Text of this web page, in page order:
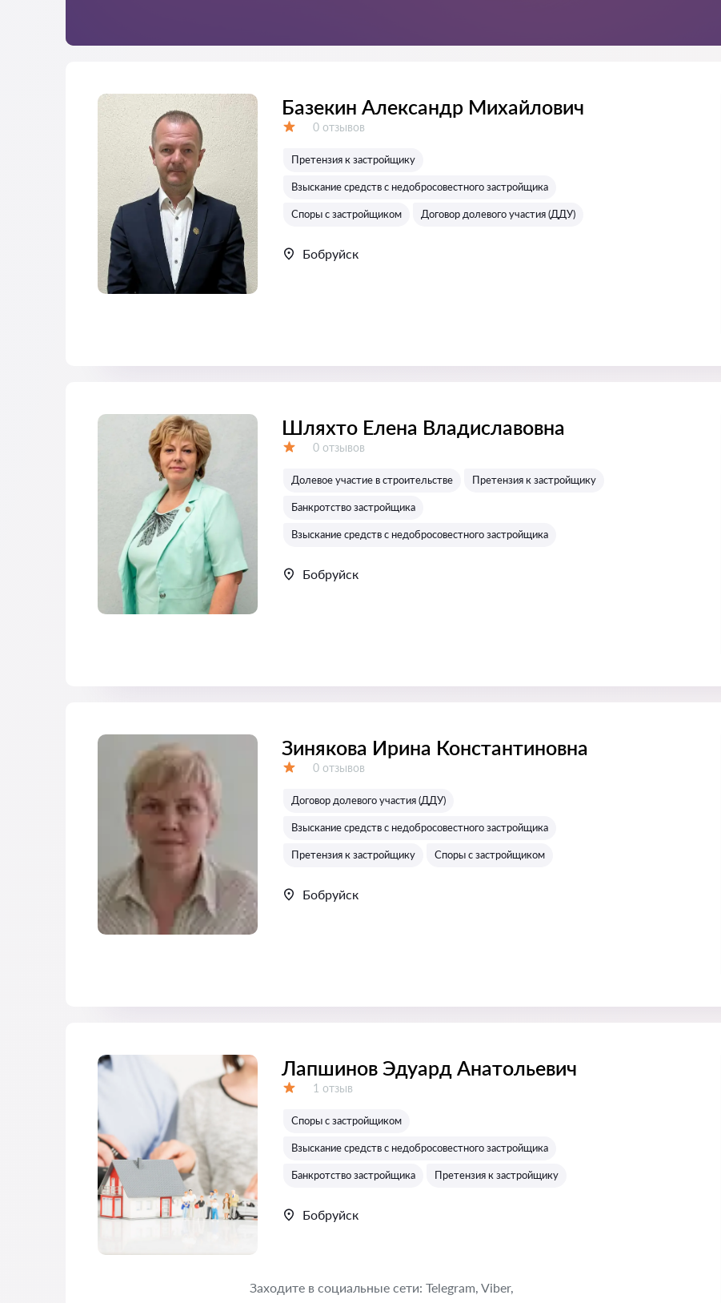
Базекин Александр Михайлович
Отзывов:
0 отзывов
Претензия к застройщику
Взыскание средств с недобросовестного застройщика
Споры с застройщиком Договор долевого участия (ДДУ)
Бобруйск
Шляхто Елена Владиславовна
Отзывов:
0 отзывов
Долевое участие в строительстве Претензия к застройщику
Банкротство застройщика
Взыскание средств с недобросовестного застройщика
Бобруйск
Зинякова Ирина Константиновна
Отзывов:
0 отзывов
Договор долевого участия (ДДУ)
Взыскание средств с недобросовестного застройщика
Претензия к застройщику Споры с застройщиком
Бобруйск
Лапшинов Эдуард Анатольевич
Отзывов:
1 отзыв
Споры с застройщиком
Взыскание средств с недобросовестного застройщика
Банкротство застройщика Претензия к застройщику
Бобруйск
Заходите в социальные cети: Telegram, Viber,